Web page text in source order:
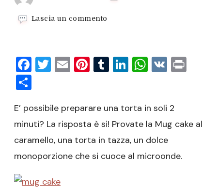
Lascia un commento
caramello
Facebook
Twitter
EmailPinterest
Tumblr
LinkedIn
VK
E’ possibile preparare una torta in soli 2
minuti? La risposta è si! Provate la Mug cake al
caramello, una torta in tazza, un dolce
monoporzione che si cuoce al microonde.